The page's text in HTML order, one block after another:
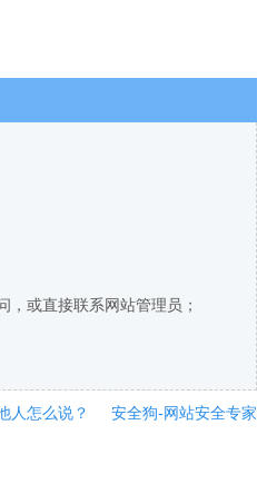
或直接联系网站管理员；
人怎么说？ 安全狗-网站安全专家